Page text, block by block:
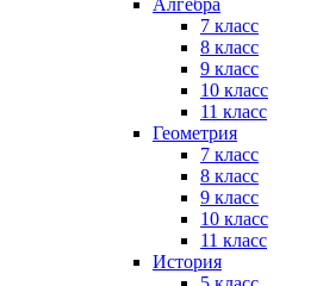
Алгебра
7 класс
8 класс
9 класс
10 класс
11 класс
Геометрия
7 класс
8 класс
9 класс
10 класс
11 класс
История